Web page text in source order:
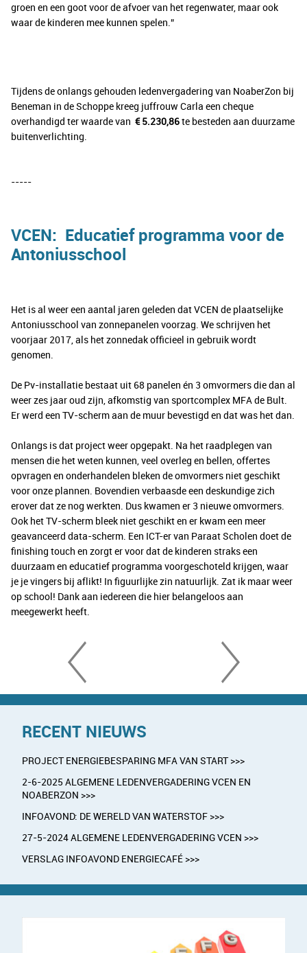
groen en een goot voor de afvoer van het regenwater, maar ook
waar de kinderen mee kunnen spelen.”
Tijdens de onlangs gehouden ledenvergadering van NoaberZon bij
Beneman in de Schoppe kreeg juffrouw Carla een cheque
overhandigd ter waarde van € 5.230,86te besteden aan duurzame
buitenverlichting.
-----
VCEN: Educatief programma voor de
Antoniusschool
Het is al weer een aantal jaren geleden dat VCEN de plaatselijke
Antoniusschool van zonnepanelen voorzag. We schrijven het
voorjaar 2017, als het zonnedak officieel in gebruik wordt
genomen.
De Pv-installatie bestaat uit 68 panelen én 3 omvormers die dan al
weer zes jaar oud zijn, afkomstig van sportcomplex MFA de Bult.
Er werd een TV-scherm aan de muur bevestigd en dat was het dan.
Onlangs is dat project weer opgepakt. Na het raadplegen van
mensen die het weten kunnen, veel overleg en bellen, offertes
opvragen en onderhandelen bleken de omvormers niet geschikt
voor onze plannen. Bovendien verbaasde een deskundige zich
erover dat ze nog werkten. Dus kwamen er 3 nieuwe omvormers.
Ook het TV-scherm bleek niet geschikt en er kwam een meer
geavanceerd data-scherm. Een ICT-er van Paraat Scholen doet de
finishing touch en zorgt er voor dat de kinderen straks een
duurzaam en educatief programma voorgeschoteld krijgen, waar
je je vingers bij aflikt! In figuurlijke zin natuurlijk. Zat ik maar weer
op school! Dank aan iedereen die hier belangeloos aan
meegewerkt heeft.
RECENT NIEUWS
PROJECT ENERGIEBESPARING MFA VAN START >>>
2-6-2025 ALGEMENE LEDENVERGADERING VCEN EN
NOABERZON >>>
INFOAVOND: DE WERELD VAN WATERSTOF >>>
27-5-2024 ALGEMENE LEDENVERGADERING VCEN >>>
VERSLAG INFOAVOND ENERGIECAFÉ >>>